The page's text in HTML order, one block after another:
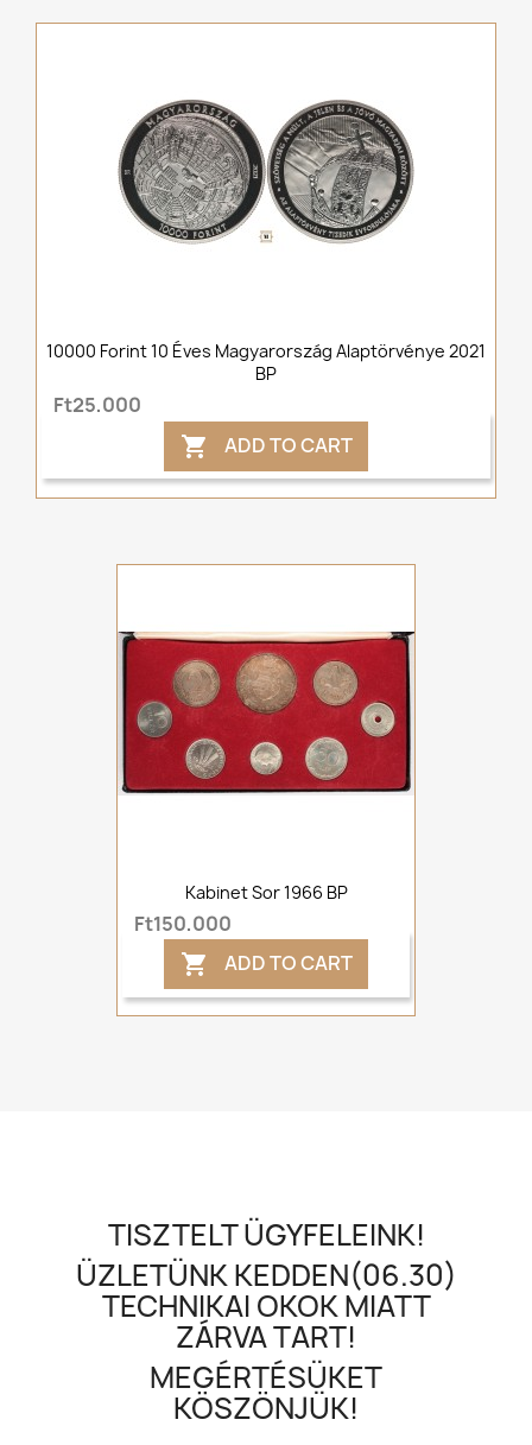
10000 Forint 10 Éves Magyarország Alaptörvénye 2021
BP
Ft25,000
 ADD TO CART
Kabinet Sor 1966 BP
Ft150,000
 ADD TO CART
TISZTELT ÜGYFELEINK!
ÜZLETÜNK KEDDEN(06.30)
TECHNIKAI OKOK MIATT
ZÁRVA TART!
MEGÉRTÉSÜKET
KÖSZÖNJÜK!